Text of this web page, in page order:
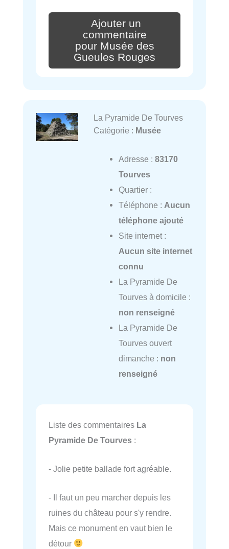
Ajouter un
commentaire
pour Musée des
Gueules Rouges
La Pyramide De Tourves
Catégorie : Musée
Adresse : 83170
Tourves
Quartier :
Téléphone : Aucun
téléphone ajouté
Site internet :
Aucun site internet
connu
La Pyramide De
Tourves à domicile :
non renseigné
La Pyramide De
Tourves ouvert
dimanche : non
renseigné
Liste des commentaires La
Pyramide De Tourves :
- Jolie petite ballade fort agréable.
- Il faut un peu marcher depuis les
ruines du château pour s'y rendre.
Mais ce monument en vaut bien le
détour